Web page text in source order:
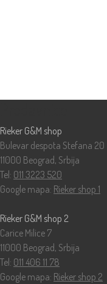
Rieker G&M shop
Bulevar despota Stefana 20
11000 Beograd, Srbija
Tel: 011 3223 520
Google mapa: Rieker shop 1
Rieker G&M shop 2
Carice Milice 7
11000 Beograd, Srbija
Tel: 011 406 11 78
Google mapa: Rieker shop 2